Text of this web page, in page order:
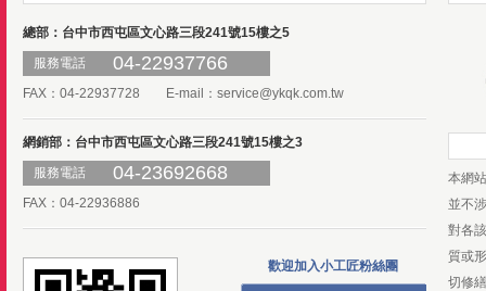
總部：台中市西屯區文心路三段241號15樓之5
服務電話
04-22937766
FAX：04-22937728 E-mail： service@ykqk.com.tw
網銷部：台中市西屯區文心路三段241號15樓之3
服務電話
04-23692668
FAX：04-22936886
歡迎加入小工匠粉絲團
本網
並不
對各
質或
切修